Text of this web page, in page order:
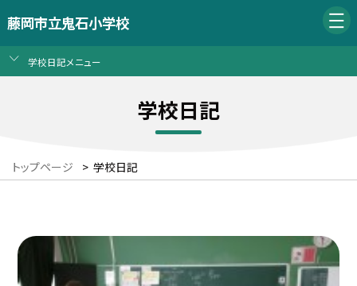
藤岡市立鬼石小学校
学校日記メニュー
学校日記
トップページ > 学校日記